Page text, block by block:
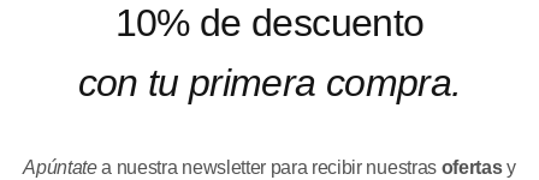
10% de descuento
con tu primera compra.
Apúntatea nuestra newsletter para recibir nuestras ofertasy